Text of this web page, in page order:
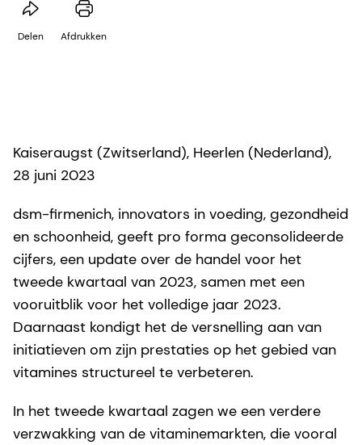
Delen Afdrukken
Kaiseraugst (Zwitserland), Heerlen (Nederland),
28 juni 2023
dsm-firmenich, innovators in voeding, gezondheid
en schoonheid, geeft pro forma geconsolideerde
cijfers, een update over de handel voor het
tweede kwartaal van 2023, samen met een
vooruitblik voor het volledige jaar 2023.
Daarnaast kondigt het de versnelling aan van
initiatieven om zijn prestaties op het gebied van
vitamines structureel te verbeteren.
In het tweede kwartaal zagen we een verdere
verzwakking van de vitaminemarkten, die vooral